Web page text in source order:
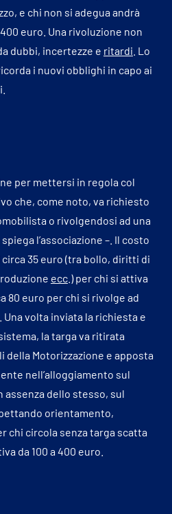
e chi non si adegua andrà
euro. Una rivoluzione non
dubbi, incertezze e ritardi . Lo
i nuovi obblighi in capo ai
per mettersi in regola col
che, come noto, va richiesto
o rivolgendosi ad una
l’associazione –. Il costo
circa 35 euro (tra bollo, diritti di
ecc .) per chi si attiva
80 euro per chi si rivolge ad
Una volta inviata la richiesta e
la targa va ritirata
Motorizzazione e apposta
nell’alloggiamento sul
dello stesso, sul
orientamento,
chi circola senza targa scatta
da 100 a 400 euro.